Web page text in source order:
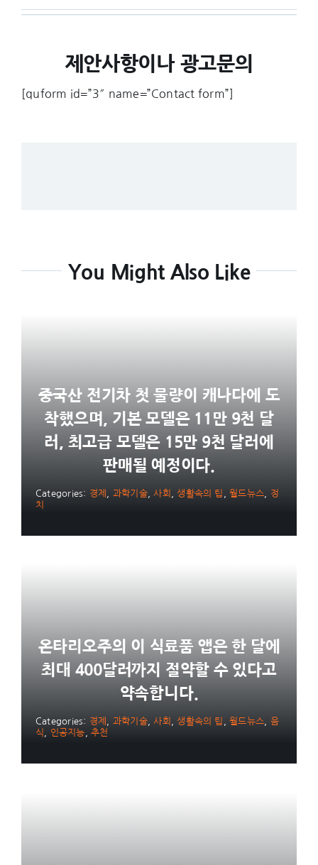
제안사항이나 광고문의
[quform id=”3″ name=”Contact form”]
You Might Also Like
중국산 전기차 첫 물량이 캐나다에 도
착했으며, 기본 모델은 11만 9천 달
러, 최고급 모델은 15만 9천 달러에
판매될 예정이다.
Categories: 경제 과학기술,사회 ,생활속의 팁 ,월드뉴스
정
치
온타리오주의 이 식료품 앱은 한 달에
최대 400달러까지 절약할 수 있다고
약속합니다.
Categories: 경제 과학기술,사회 ,생활속의 팁 ,월드뉴스
음
식
인공지능 ,추천